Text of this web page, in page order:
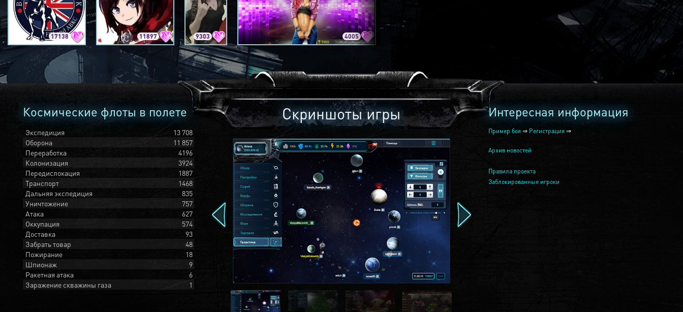
17138 11897 9303 4005 2240
Космические флоты в полете
Экспедиция
13 708
Оборона
11 857
Переработка
4196
Колонизация
3924
Передислокация
1887
Транспорт
1468
Дальняя экспедиция
835
Уничтожение
757
Атака
627
Оккупация
574
Доставка
93
Забрать товар
48
Пожирание
18
Шпионаж
9
Ракетная атака
6
Заражение скважины газа
1
Скриншоты игры Интересная информация
Пример боя ⇒ Регистрация ⇒
Архив новостей
Правила проекта
Заблокированные игроки